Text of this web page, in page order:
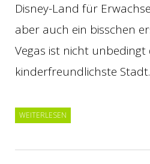
Disney-Land für
aber auch ein bisschen
Vegas ist nicht unbedingt
kinderfreundlichste
WEITERLESEN